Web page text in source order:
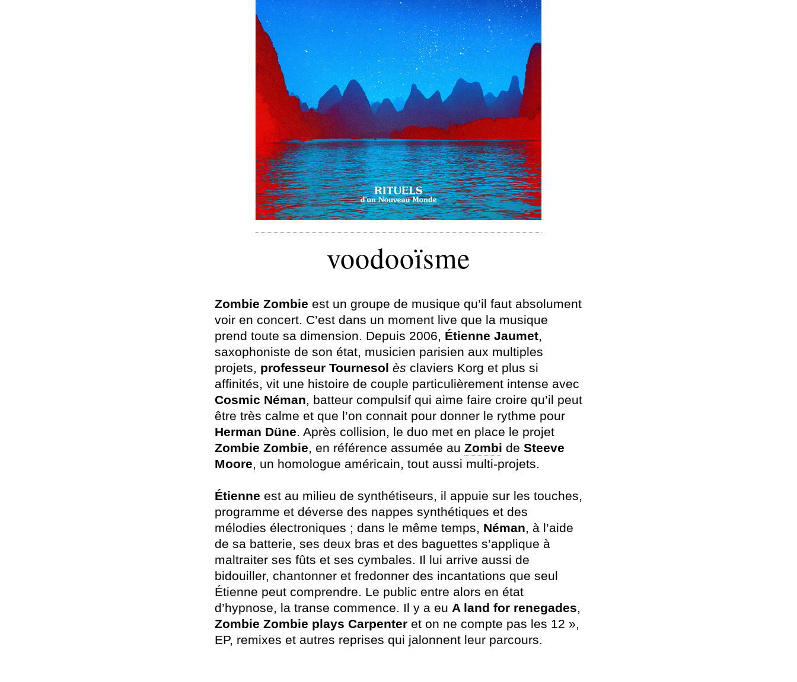
voodooïsme
Zombie Zombie est un groupe de musique qu’il faut absolument
voir en concert. C’est dans un moment live que la musique
prend toute sa dimension. Depuis 2006, Étienne Jaumet,
saxophoniste de son état, musicien parisien aux multiples
projets, professeur Tournesol ès claviers Korg et plus si
affinités, vit une histoire de couple particulièrement intense avec
Cosmic Néman, batteur compulsif qui aime faire croire qu’il peut
être très calme et que l’on connait pour donner le rythme pour
Herman Düne. Après collision, le duo met en place le projet
Zombie Zombie, en référence assumée au Zombi de Steeve
Moore, un homologue américain, tout aussi multi-projets.
Étienne est au milieu de synthétiseurs, il appuie sur les touches,
programme et déverse des nappes synthétiques et des
mélodies électroniques ; dans le même temps, Néman, à l’aide
de sa batterie, ses deux bras et des baguettes s’applique à
maltraiter ses fûts et ses cymbales. Il lui arrive aussi de
bidouiller, chantonner et fredonner des incantations que seul
Étienne peut comprendre. Le public entre alors en état
d’hypnose, la transe commence. Il y a eu A land for renegades,
Zombie Zombie plays Carpenter et on ne compte pas les 12 »,
EP, remixes et autres reprises qui jalonnent leur parcours.